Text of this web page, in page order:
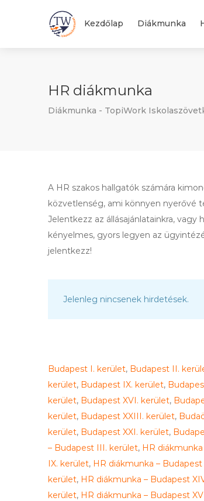
Kezdőlap Diákmunka
HR diákmunka
Diákmunka - TopiWork
A HR szakos hallgatók számára
közvetlenség, ami könnyen nyerővé
Jelentkezz az állásajánlatainkra,
kényelmes, gyors legyen az
jelentkezz!
Jelenleg nincsenek hirdetések.
Budapest I. kerület, Budapest II.
kerület, Budapest IX. kerület,
kerület, Budapest XVI. kerület,
kerület, Budapest XXIII. kerület,
kerület, Budapest XXI. kerület,
– Budapest III. kerület, HR
IX. kerület, HR diákmunka –
kerület, HR diákmunka – Budapest
kerület, HR diákmunka – Budapest